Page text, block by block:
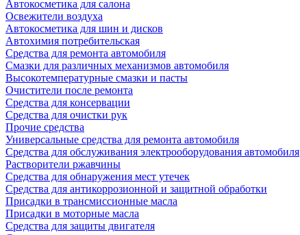
Автокосметика для салона
Освежители воздуха
Автокосметика для шин и дисков
Автохимия потребительская
Средства для ремонта автомобиля
Смазки для различных механизмов автомобиля
Высокотемпературные смазки и пасты
Очистители после ремонта
Средства для консервации
Средства для очистки рук
Прочие средства
Универсальные средства для ремонта автомобиля
Средства для обслуживания электрооборудования автомобиля
Растворители ржавчины
Средства для обнаружения мест утечек
Средства для антикоррозионной и защитной обработки
Присадки в трансмиссионные масла
Присадки в моторные масла
Средства для защиты двигателя